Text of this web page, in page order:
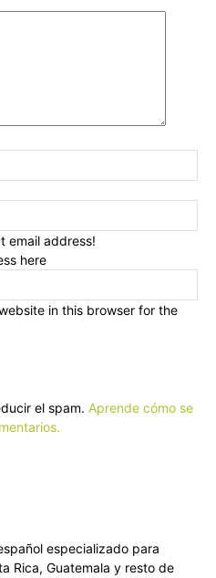
email address!
here
in this browser for the
el spam. Aprende cómo se
especializado para
Rica, Guatemala y resto de